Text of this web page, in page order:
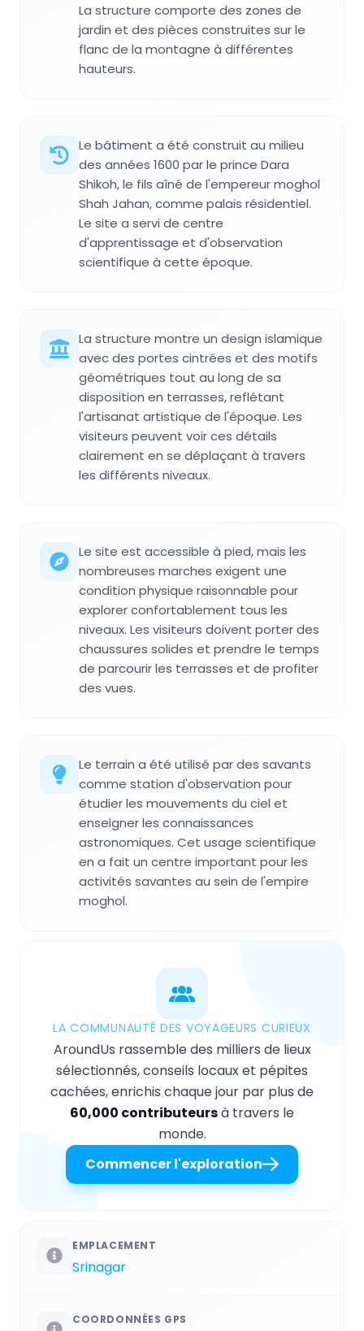
La structure comporte des zones de
jardin et des pièces construites sur le
flanc de la montagne à différentes
hauteurs.
Le bâtiment a été construit au milieu
des années 1600 par le prince Dara
Shikoh, le fils aîné de l'empereur moghol
Shah Jahan, comme palais résidentiel.
Le site a servi de centre
d'apprentissage et d'observation
scientifique à cette époque.
La structure montre un design islamique
avec des portes cintrées et des motifs
géométriques tout au long de sa
disposition en terrasses, reflétant
l'artisanat artistique de l'époque. Les
visiteurs peuvent voir ces détails
clairement en se déplaçant à travers
les différents niveaux.
Le site est accessible à pied, mais les
nombreuses marches exigent une
condition physique raisonnable pour
explorer confortablement tous les
niveaux. Les visiteurs doivent porter des
chaussures solides et prendre le temps
de parcourir les terrasses et de profiter
des vues.
Le terrain a été utilisé par des savants
comme station d'observation pour
étudier les mouvements du ciel et
enseigner les connaissances
astronomiques. Cet usage scientifique
en a fait un centre important pour les
activités savantes au sein de l'empire
moghol.
LA COMMUNAUTÉ DES VOYAGEURS CURIEUX
AroundUs rassemble des milliers de lieux
sélectionnés, conseils locaux et pépites
cachées, enrichis chaque jour par plus de
60,000 contributeursà travers le
monde.
Commencer l'exploration
EMPLACEMENT
Srinagar
COORDONNÉES GPS